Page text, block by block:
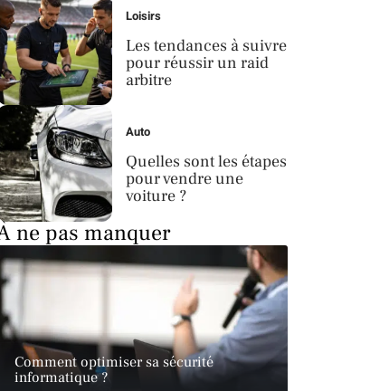
Loisirs
Les tendances à suivre
pour réussir un raid
arbitre
Auto
Quelles sont les étapes
pour vendre une
voiture ?
ne pas manquer
Comment optimiser sa sécurité
informatique ?